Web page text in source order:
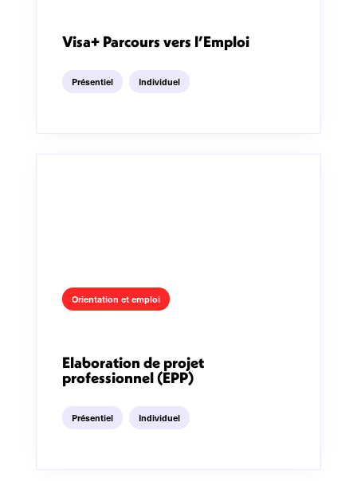
Visa+ Parcours vers l’Emploi
Présentiel Individuel
Orientation et emploi
Elaboration de projet
professionnel (EPP)
Présentiel Individuel